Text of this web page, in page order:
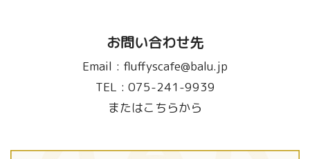
お問い合わせ先
Email : fluffyscafe@balu.jp
TEL : 075-241-9939
またはこちらから